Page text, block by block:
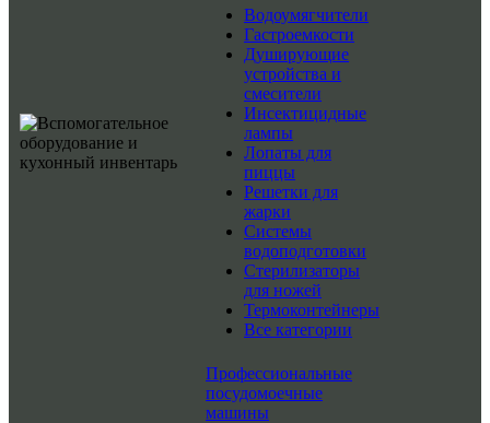
Водоумягчители
Гастроемкости
Душирующие
устройства и
смесители
Инсектицидные
лампы
Лопаты для
пиццы
Решетки для
жарки
Системы
водоподготовки
Стерилизаторы
для ножей
Термоконтейнеры
Все категории
Профессиональные
посудомоечные
машины